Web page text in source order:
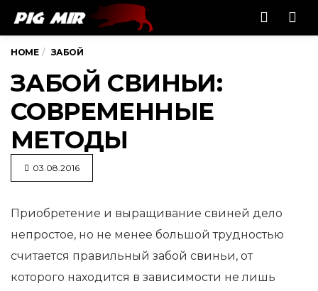
HOME ЗАБОЙ
ЗАБОЙ СВИНЬИ:
СОВРЕМЕННЫЕ
МЕТОДЫ
03.08.2016
Приобретение и выращивание свиней дело
непростое, но не менее большой трудностью
считается правильный забой свиньи, от
которого находится в зависимости не лишь